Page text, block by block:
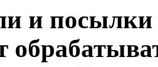
и посылки